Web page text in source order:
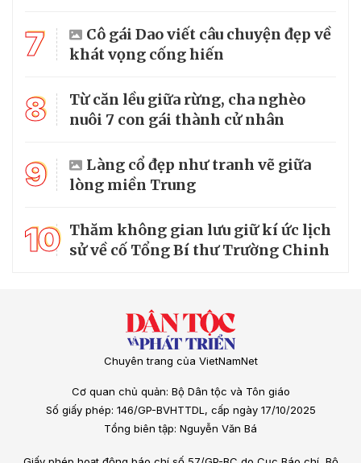
7
Cô gái Dao viết câu chuyện đẹp về
khát vọng cống hiến
8
Từ căn lều giữa rừng, cha nghèo
nuôi 7 con gái thành cử nhân
9
Làng cổ đẹp như tranh vẽ giữa
lòng miền Trung
10 Thăm không gian lưu giữ kí ức lịch
sử về cố Tổng Bí thư Trường Chinh
Chuyên trang của VietNamNet
Cơ quan chủ quản: Bộ Dân tộc và Tôn giáo
Số giấy phép: 146/GP-BVHTTDL, cấp ngày 17/10/2025
Tổng biên tập: Nguyễn Văn Bá